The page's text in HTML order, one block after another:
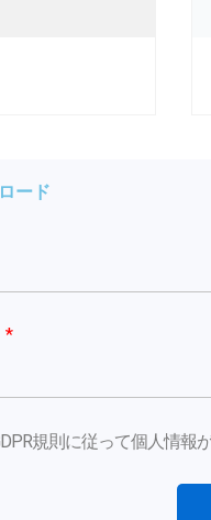
ード
規則に従って個人情報